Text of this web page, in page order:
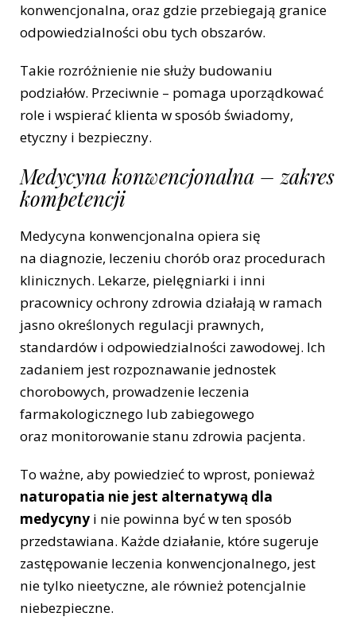
konwencjonalna, oraz gdzie przebiegają granice
odpowiedzialności obu tych obszarów.
Takie rozróżnienie nie służy budowaniu
podziałów. Przeciwnie – pomaga uporządkować
role i wspierać klienta w sposób świadomy,
etyczny i bezpieczny.
Medycyna konwencjonalna – zakres
kompetencji
Medycyna konwencjonalna opiera się
na diagnozie, leczeniu chorób oraz procedurach
klinicznych. Lekarze, pielęgniarki i inni
pracownicy ochrony zdrowia działają w ramach
jasno określonych regulacji prawnych,
standardów i odpowiedzialności zawodowej. Ich
zadaniem jest rozpoznawanie jednostek
chorobowych, prowadzenie leczenia
farmakologicznego lub zabiegowego
oraz monitorowanie stanu zdrowia pacjenta.
To ważne, aby powiedzieć to wprost, ponieważ
naturopatia nie jest alternatywą dla
medycyny i nie powinna być w ten sposób
przedstawiana. Każde działanie, które sugeruje
zastępowanie leczenia konwencjonalnego, jest
nie tylko nieetyczne, ale również potencjalnie
niebezpieczne.